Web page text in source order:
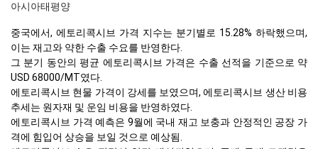
아시아태평양
중국에서, 에토리콕시브 가격 지수는 분기별로 15.28% 하락했으며,
이는 재고와 약한 수출 수요를 반영한다.
그 분기 동안의 평균 에토리콕시브 가격은 수출 선적을 기준으로 약
USD 68000/MT였다.
에토리콕시브 현물 가격이 강세를 보였으며, 에토리콕시브 생산 비용
추세는 원자재 및 운임 비용을 반영하였다.
에토리콕시브 가격 예측은 9월에 국내 재고 보충과 안정적인 공장 가
격에 힘입어 상승을 보일 것으로 예상됨.